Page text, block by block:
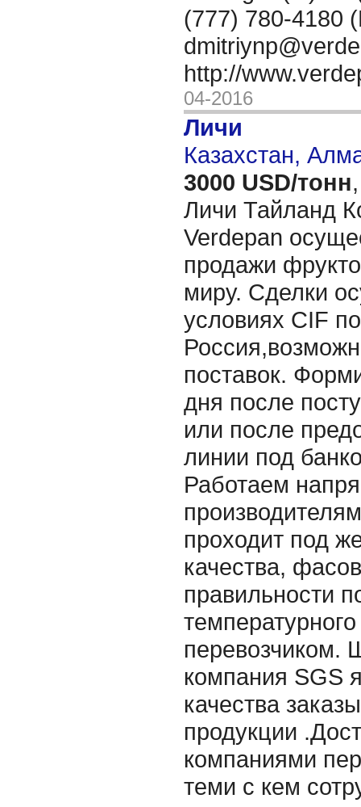
(777) 780-4180
http://
04-2016
Личи
Казахстан,
3000 USD/тонн,
Личи Тайланд
Verdepan
продажи
миру. Сделки
условиях CIF
поставок.
дня после
или после
линии под
Работаем
проходит под
качества,
правильности
перевозчиком.
компания SGS
качества
продукции
компаниями
теми с кем